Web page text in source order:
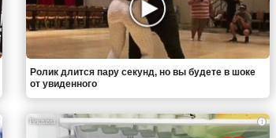
Ролик длится пару секунд, но вы будете в шоке
от увиденного
i